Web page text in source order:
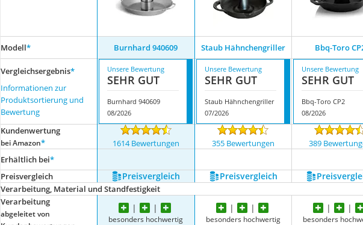
Modell* Burnhard 940609 Staub Hähnchengriller Bbq-Toro
Vergleichsergebnis*
Informationen zur
Produktsortierung und
Bewertung
Unsere Bewertung
SEHR GUT
Burnhard 940609
08/2026
Unsere Bewertung
SEHR GUT
Staub Hähnchengriller
07/2026
Unsere Bewertung
SEHR GUT
Bbq-Toro CP2
08/2026
Kundenwertung
bei Amazon* 1614 Bewertungen 355 Bewertungen 389
Erhältlich bei*
Preis­vergleich
Preis­vergleich Preis­vergleich
Verarbeitung, Material und Standfestigkeit
Verarbeitung
abgeleitet von
besonders hochwertig besonders hochwertig besonders